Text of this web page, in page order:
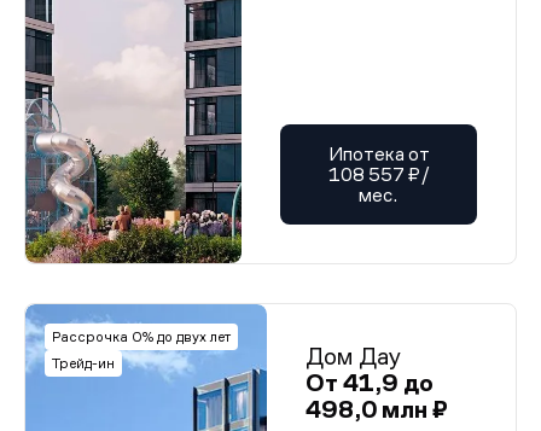
Ипотека от
108 557 ₽/
мес.
Рассрочка 0% до двух лет
Трейд-ин
Дом Дау
От 41,9 до
498,0 млн ₽